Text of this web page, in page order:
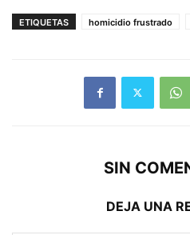
ETIQUETAS homicidio frustrado
SIN
DEJA UNA